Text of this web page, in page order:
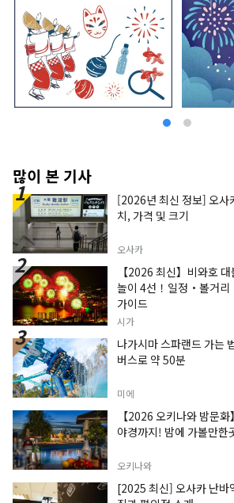
많이 본 기사
[2026년 최신 정보] 오사
치, 가격 및 크기
오사카
【2026 최신】비와호
놀이 4선！일정・볼거리
가이드
시가
나가시마 스파랜드 가는
버스로 약 50분
미에
【2026 오키나와 밤문
야경까지! 밤에 가볼만한
오키나와
[2025 최신] 오사카 난바